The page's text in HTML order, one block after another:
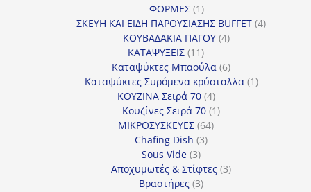
ΦΟΡΜΕΣ 11
προϊόν
ΣΚΕΥΗ ΚΑΙ ΕΙΔΗ ΠΑΡΟΥΣΙΑΣΗΣ BUFFET 44
ΚΟΥΒΑΔΑΚΙΑ ΠΑΓΟΥ 44
ΚΑΤΑΨΥΞΕΙΣ 1111
προϊόντα
Καταψύκτες Μπαούλα 66
προϊόντα
Καταψύκτες Συρόμενα κρύσταλλα 11
ΚΟΥΖΙΝΑ Σειρά 70 44
προϊόντα
Κουζίνες Σειρά 70 11
ΜΙΚΡΟΣΥΣΚΕΥΕΣ 6464
Chafing Dish 33
Sous Vide 33
προϊόντα
Αποχυμωτές & Στίφτες 33
Βραστήρες 33